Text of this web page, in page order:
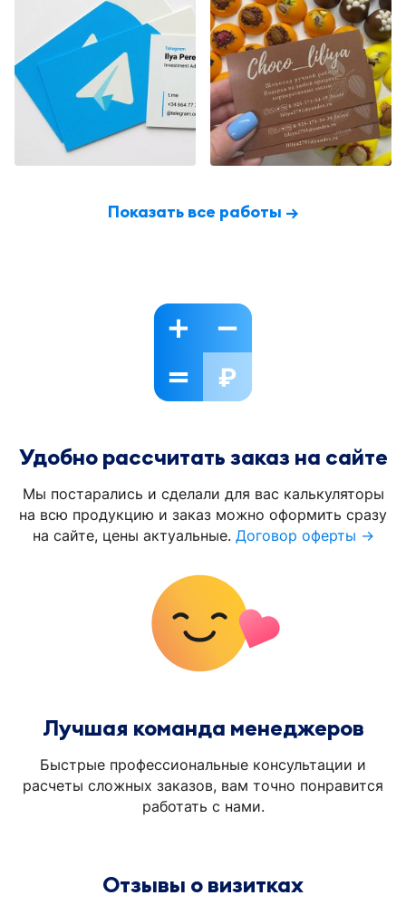
Показать все работы →
Удобно рассчитать заказ на сайте
Мы постарались и сделали для вас калькуляторы
на всю продукцию и заказ можно оформить сразу
на сайте, цены актуальные. Договор оферты →
Лучшая команда менеджеров
Быстрые профессиональные консультации и
расчеты сложных заказов, вам точно понравится
работать с нами.
Отзывы о визитках